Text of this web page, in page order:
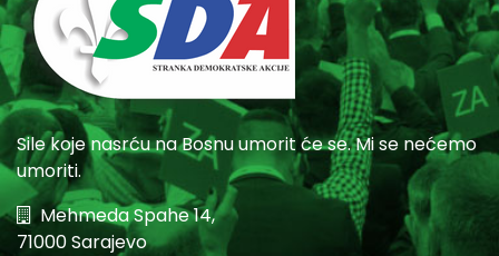
Sile koje nasrću na Bosnu umorit će se. Mi se nećemo
umoriti.
Mehmeda Spahe 14,
71000 Sarajevo